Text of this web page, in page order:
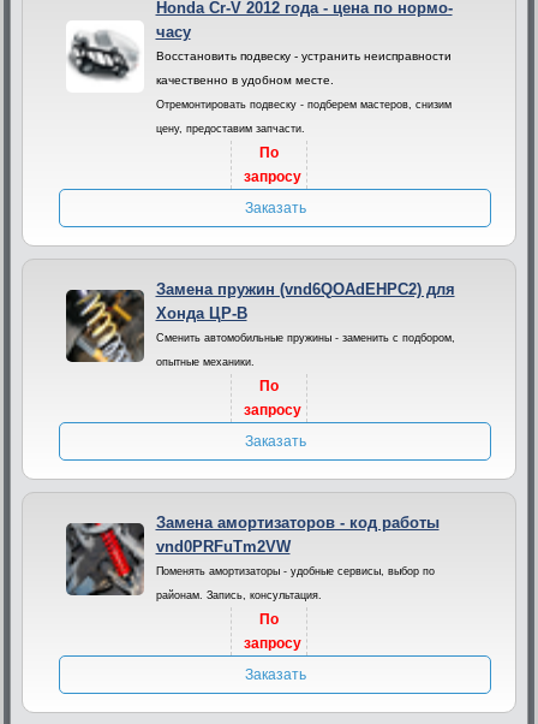
Honda Cr-V 2012 года - цена по нормо-
часу
Восстановить подвеску - устранить неисправности
качественно в удобном месте.
Отремонтировать подвеску - подберем мастеров, снизим
цену, предоставим запчасти.
По
запросу
Заказать
Замена пружин (vnd6QOAdEHPC2) для
Хонда ЦР-В
Сменить автомобильные пружины - заменить с подбором,
опытные механики.
По
запросу
Заказать
Замена амортизаторов - код работы
vnd0PRFuTm2VW
Поменять амортизаторы - удобные сервисы, выбор по
районам. Запись, консультация.
По
запросу
Заказать